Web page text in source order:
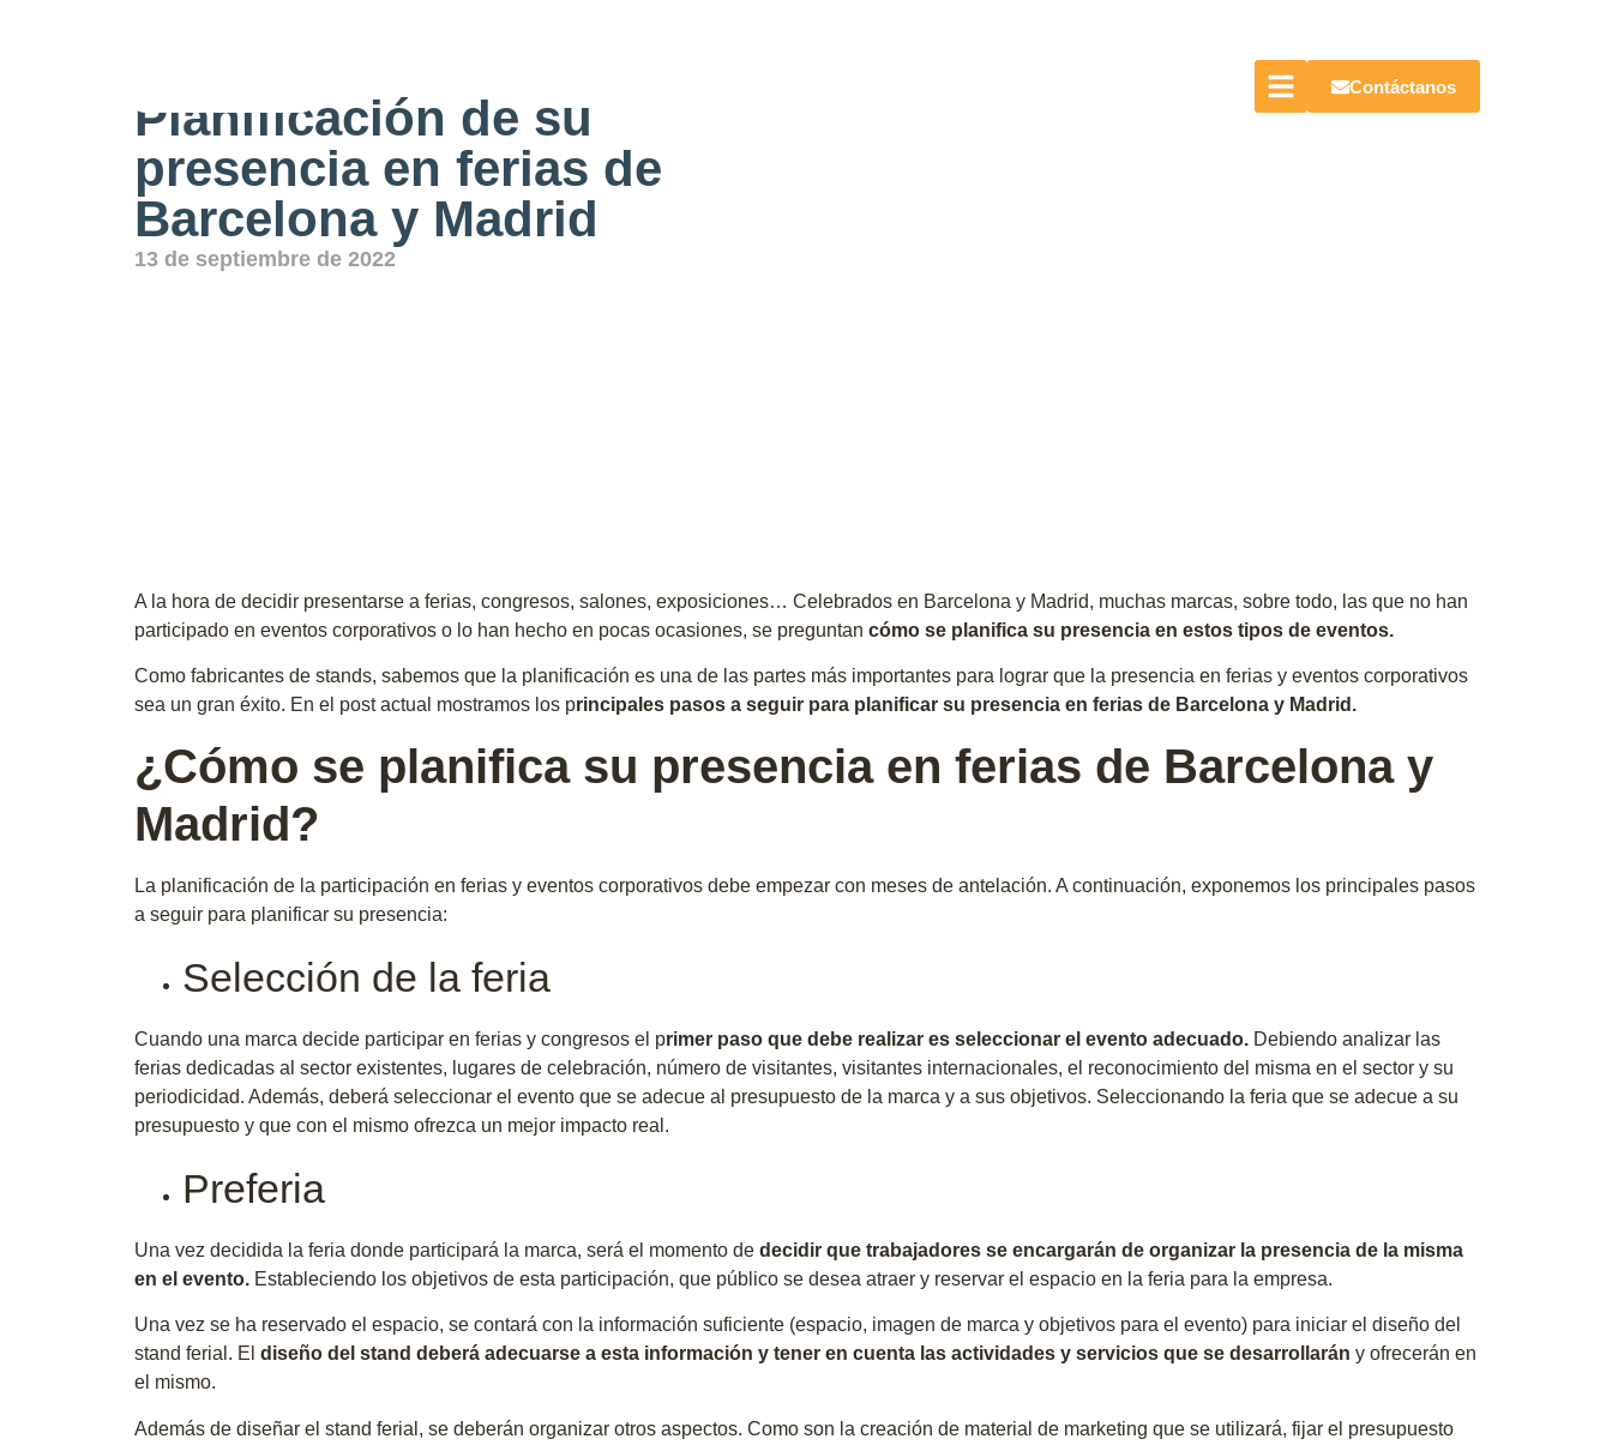
Contáctanos
Planificación de su
presencia en ferias de
Barcelona y Madrid
13 de septiembre de 2022
A la hora de decidir presentarse a ferias, congresos, salones, exposiciones… Celebrados en Barcelona y Madrid, muchas marcas, sobre todo, las que no han
participado en eventos corporativos o lo han hecho en pocas ocasiones, se preguntan cómo se planifica su presencia en estos tipos de eventos.
Como fabricantes de stands, sabemos que la planificación es una de las partes más importantes para lograr que la presencia en ferias y eventos corporativos
sea un gran éxito. En el post actual mostramos los principales pasos a seguir para planificar su presencia en ferias de Barcelona y Madrid.
¿Cómo se planifica su presencia en ferias de Barcelona y
Madrid?
La planificación de la participación en ferias y eventos corporativos debe empezar con meses de antelación. A continuación, exponemos los principales pasos
a seguir para planificar su presencia:
Selección de la feria
Cuando una marca decide participar en ferias y congresos el primer paso que debe realizar es seleccionar el evento adecuado. Debiendo analizar las
ferias dedicadas al sector existentes, lugares de celebración, número de visitantes, visitantes internacionales, el reconocimiento del misma en el sector y su
periodicidad. Además, deberá seleccionar el evento que se adecue al presupuesto de la marca y a sus objetivos. Seleccionando la feria que se adecue a su
presupuesto y que con el mismo ofrezca un mejor impacto real.
Preferia
Una vez decidida la feria donde participará la marca, será el momento de decidir que trabajadores se encargarán de organizar la presencia de la misma
en el evento. Estableciendo los objetivos de esta participación, que público se desea atraer y reservar el espacio en la feria para la empresa.
Una vez se ha reservado el espacio, se contará con la información suficiente (espacio, imagen de marca y objetivos para el evento) para iniciar el diseño del
stand ferial. El diseño del stand deberá adecuarse a esta información y tener en cuenta las actividades y servicios que se desarrollarán y ofrecerán en
el mismo.
Además de diseñar el stand ferial, se deberán organizar otros aspectos. Como son la creación de material de marketing que se utilizará, fijar el presupuesto